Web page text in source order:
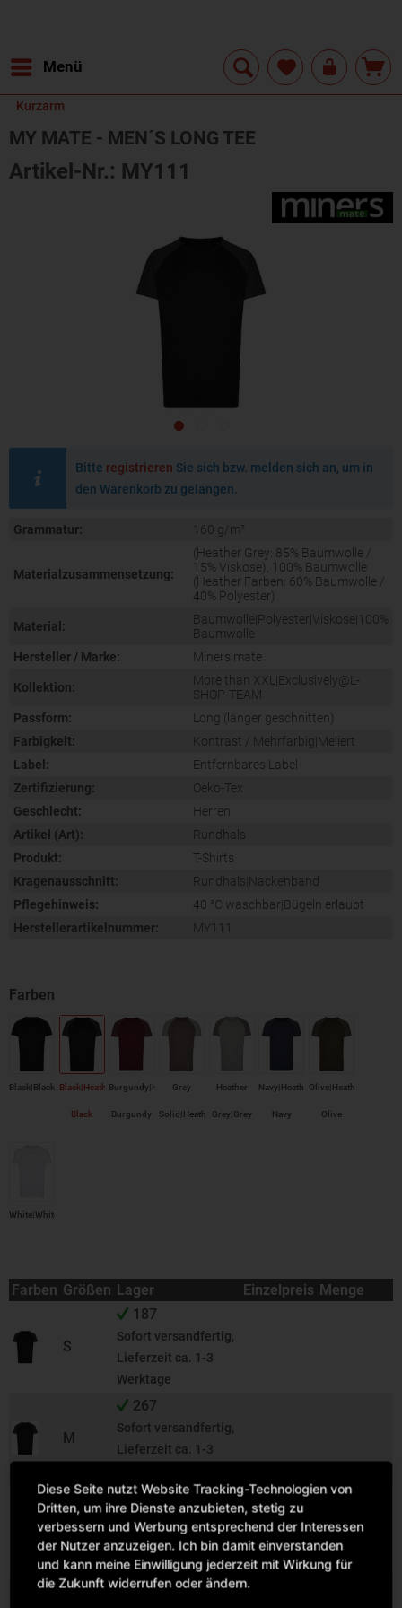
Menü
Kurzarm
MY MATE - MEN´S LONG TEE
Artikel-Nr.: MY111
Bitte registrieren Sie sich bzw. melden sich an, um in
den Warenkorb zu gelangen.
Grammatur: 160 g/m²
Materialzusammensetzung:
(Heather Grey: 85% Baumwolle /
15% Viskose), 100% Baumwolle
(Heather Farben: 60% Baumwolle /
40% Polyester)
Material:
Baumwolle|Polyester|Viskose|100%
Baumwolle
Hersteller / Marke:
Miners mate
Kollektion:
More than XXL|Exclusively@L-
SHOP-TEAM
Passform:
Long (länger geschnitten)
Farbigkeit:
Kontrast / Mehrfarbig|Meliert
Label:
Entfernbares Label
Zertifizierung:
Oeko-Tex
Geschlecht:
Herren
Artikel (Art):
Rundhals
Produkt:
T-Shirts
Kragenausschnitt:
Rundhals|Nackenband
Pflegehinweis:
40 °C waschbar|Bügeln erlaubt
Herstellerartikelnummer:
MY111
Black|Black Black|Heather
Black
Burgundy|Heather
Burgundy
Grey
Solid|Heather
Heather
Grey|Grey
Navy|Heather
Navy
Olive|Heather
Olive
White|White
Farben Größen Lager Einzelpreis Menge
S
187
Sofort versandfertig,
Lieferzeit ca. 1-3
Werktage
M
267
Sofort versandfertig,
Lieferzeit ca. 1-3
L
322
Sofort versandfertig,
Lieferzeit ca. 1-3
Werktage
385
Diese Seite nutzt Website Tracking-Technologien von
Dritten, um ihre Dienste anzubieten, stetig zu
verbessern und Werbung entsprechend der Interessen
der Nutzer anzuzeigen. Ich bin damit einverstanden
und kann meine Einwilligung jederzeit mit Wirkung für
die Zukunft widerrufen oder ändern.